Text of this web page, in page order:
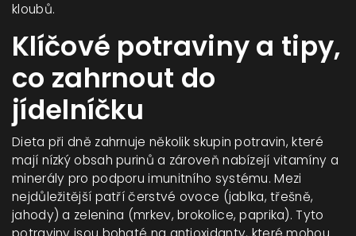
kloubů.
Klíčové potraviny a tipy,
co zahrnout do
jídelníčku
Dieta při dně zahrnuje několik skupin potravin, které
mají nízký obsah purinů a zároveň nabízejí vitamíny a
minerály pro podporu imunitního systému. Mezi
nejdůležitější patří čerstvé ovoce (jablka, třešně,
jahody) a zelenina (mrkev, brokolice, paprika). Tyto